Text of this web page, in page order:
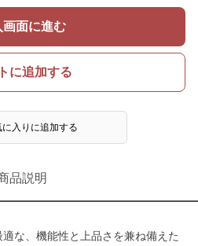
画面に進む
に追加する
に入りに追加する
品説明
な、機能性と上品さを兼ね備えた